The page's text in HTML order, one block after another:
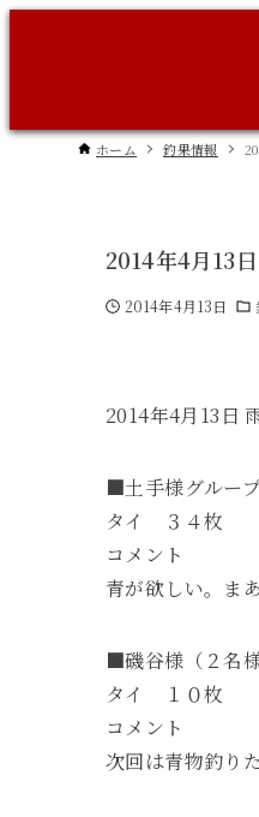
ホーム 釣果情報
2014年4月13
2014年4月13日
2014年4月13日
■土手様グルー
タイ ３４枚
コメント
青が欲しい。ま
■磯谷様（２名様
タイ １０枚
コメント
次回は青物釣り